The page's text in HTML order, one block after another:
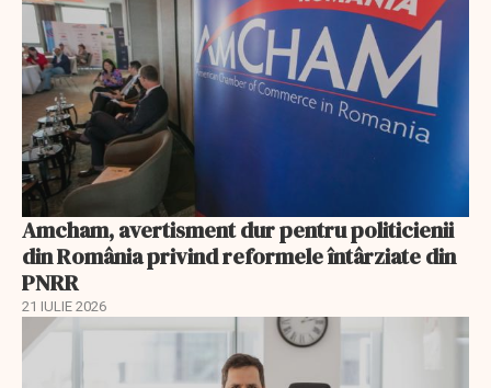
Amcham, avertisment dur pentru politicienii
din România privind reformele întârziate din
PNRR
21 IULIE 2026